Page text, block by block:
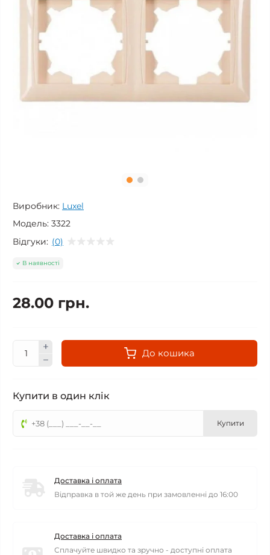
Виробник: Luxel
Модель: 3322
Відгуки: (0)
В наявності
28.00 грн.
До кошика
Купити в один клік
Купити
Доставка і оплата
Відправка в той же день при замовленні до 16:00
Доставка і оплата
Сплачуйте швидко та зручно - доступні оплата